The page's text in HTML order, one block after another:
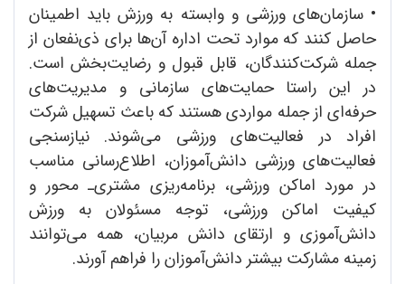
• سازمان‌های ورزشی و وابسته به ورزش باید اطمینان
حاصل کنند که موارد تحت اداره آن‌ها برای ذی‌نفعان از
جمله شرکت‌کنندگان، قابل قبول و رضایت‌بخش است.
در این راستا حمایت‌های سازمانی و مدیریت‌های
حرفه‌ای از جمله مواردی هستند که باعث تسهیل شرکت
افراد در فعالیت‌های ورزشی می‌شوند. نیازسنجی
فعالیت‌های ورزشی دانش‌آموزان، اطلاع‌رسانی مناسب
در مورد اماکن ورزشی، برنامه‌ریزی مشتری‌ـ محور و
کیفیت اماکن ورزشی، توجه مسئولان به ورزش
دانش‌آموزی و ارتقای دانش مربیان، همه می‌توانند
زمینه مشارکت بیشتر دانش‌آموزان را فراهم آورند.